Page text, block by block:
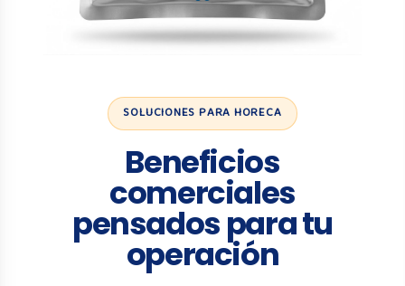
SOLUCIONES PARA HORECA
Beneficios
comerciales
pensados para tu
operación